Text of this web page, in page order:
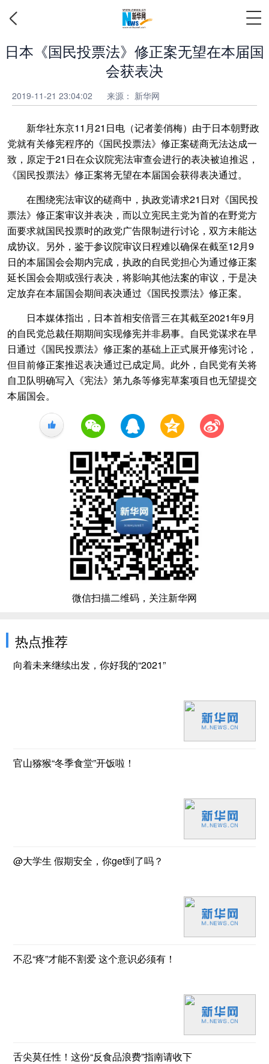
日本《国民投票法》修正案无望在本届国
会获表决
2019-11-21 23:04:02 来源： 新华网
新华社东京11月21日电（记者姜俏梅）由于日本朝野政
党就有关修宪程序的《国民投票法》修正案磋商无法达成一
致，原定于21日在众议院宪法审查会进行的表决被迫推迟，
《国民投票法》修正案将无望在本届国会获得表决通过。
在围绕宪法审议的磋商中，执政党请求21日对《国民投
票法》修正案审议并表决，而以立宪民主党为首的在野党方
面要求就国民投票时的政党广告限制进行讨论，双方未能达
成协议。另外，鉴于参议院审议日程难以确保在截至12月9
日的本届国会会期内完成，执政的自民党担心为通过修正案
延长国会会期或强行表决，将影响其他法案的审议，于是决
定放弃在本届国会期间表决通过《国民投票法》修正案。
日本媒体指出，日本首相安倍晋三在其截至2021年9月
的自民党总裁任期期间实现修宪并非易事。自民党谋求在早
日通过《国民投票法》修正案的基础上正式展开修宪讨论，
但目前修正案推迟表决通过已成定局。此外，自民党有关将
自卫队明确写入《宪法》第九条等修宪草案项目也无望提交
本届国会。
+1
微信扫描二维码，关注新华网
热点推荐
向着未来继续出发，你好我的“2021”
官山猕猴“冬季食堂”开饭啦！
@大学生 假期安全，你get到了吗？
不忍“疼”才能不割爱 这个意识必须有！
舌尖莫任性！这份“反食品浪费”指南请收下